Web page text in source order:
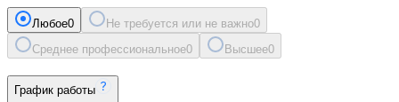
Любое0 Не требуется или не важно0
Среднее профессиональное0 Высшее0
График работы